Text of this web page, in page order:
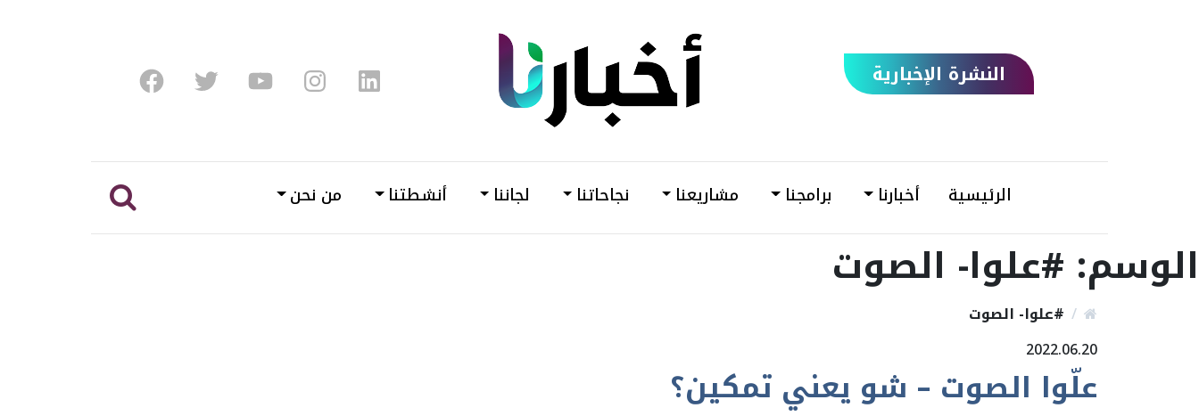
النشرة الإخبارية
–
وحدة
وتمكين
FacebookTwitterYoutubeInstagramLinkedin
الرئيسية أخبارنا برامجنا مشاريعنا نجاحاتنا لجاننا أنشطتنا من نحن
الوسم: #علوا- الصوت
#علوا- الصوت
2022.06.20
علّوا الصوت – شو يعني تمكين؟